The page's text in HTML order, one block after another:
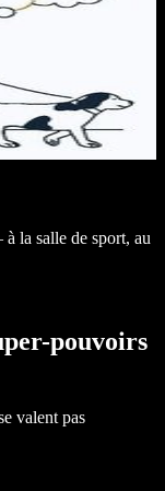
la salle de sport, au
pouvoirs
valent pas